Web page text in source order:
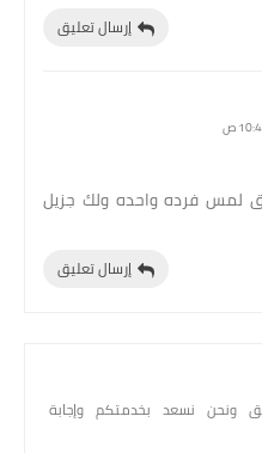
إرسال تعليق
لمس فرده واحده ولك جزيل
إرسال تعليق
ونحن نسعد بخدمتكم وإجابة